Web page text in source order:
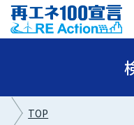
TOP